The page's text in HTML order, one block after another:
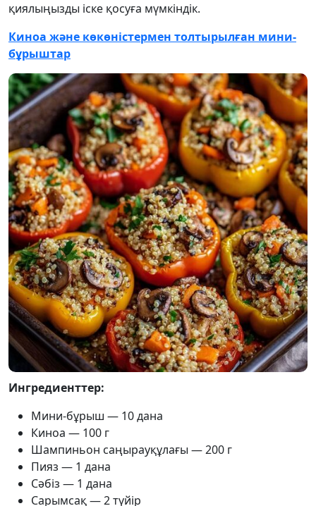
қиялыңызды іске қосуға мүмкіндік.
Киноа және көкөністермен толтырылған мини-
бұрыштар
Ингредиенттер:
Мини-бұрыш — 10 дана
Киноа — 100 г
Шампиньон саңырауқұлағы — 200 г
Пияз — 1 дана
Сәбіз — 1 дана
Сарымсақ — 2 түйір